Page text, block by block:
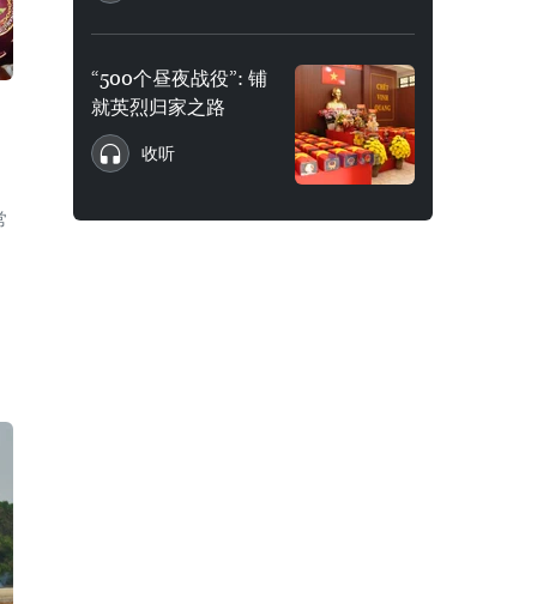
“500个昼夜战役”: 铺
就英烈归家之路
收听